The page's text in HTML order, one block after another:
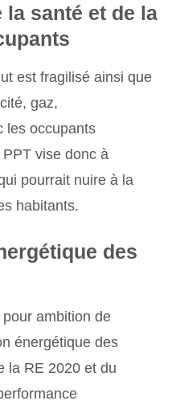
santé et de la
est fragilisé ainsi que
gaz,
les occupants
vise donc à
pourrait nuire à la
habitants.
des
ambition de
énergétique des
la RE 2020 et du